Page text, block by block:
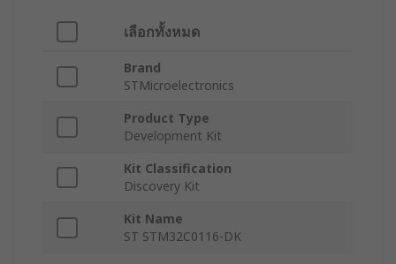
เลือกทั้งหมด
Brand
STMicroelectronics
Product Type
Development Kit
Kit Classification
Discovery Kit
Kit Name
ST STM32C0116-DK